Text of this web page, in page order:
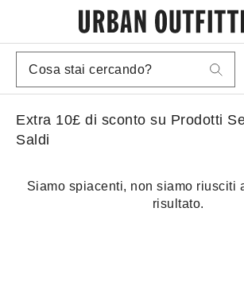
Extra 10£ di sconto su Prodotti
Saldi
Siamo spiacenti, non siamo riusciti
risultato.